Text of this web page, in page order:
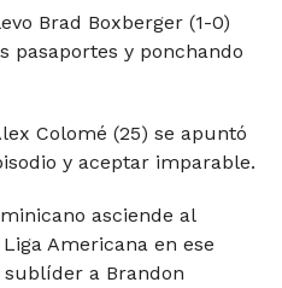
Brad Boxberger (1-0)
pasaportes y ponchando
Colomé (25) se apuntó
y aceptar imparable.
asciende al
Americana en ese
a Brandon